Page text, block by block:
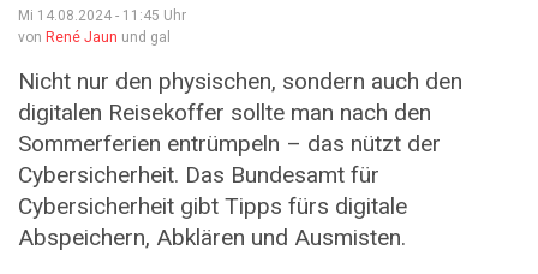
Mi 14.08.2024 - 11:45 Uhr
von René Jaun und gal
Nicht nur den physischen, sondern auch den
digitalen Reisekoffer sollte man nach den
Sommerferien entrümpeln – das nützt der
Cybersicherheit. Das Bundesamt für
Cybersicherheit gibt Tipps fürs digitale
Abspeichern, Abklären und Ausmisten.